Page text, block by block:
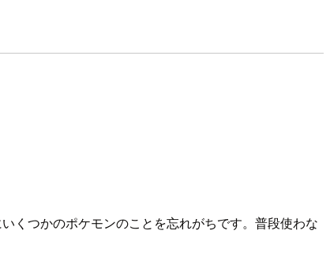
くつかのポケモンのことを忘れがちです。普段使わな